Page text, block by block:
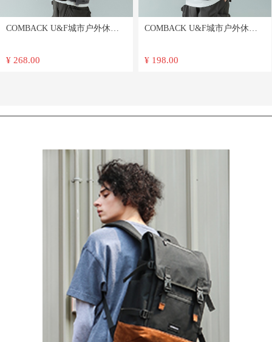
COMBACK U&F城市户外休闲
¥ 268.00
COMBACK U&F城市户外休闲
¥ 198.00